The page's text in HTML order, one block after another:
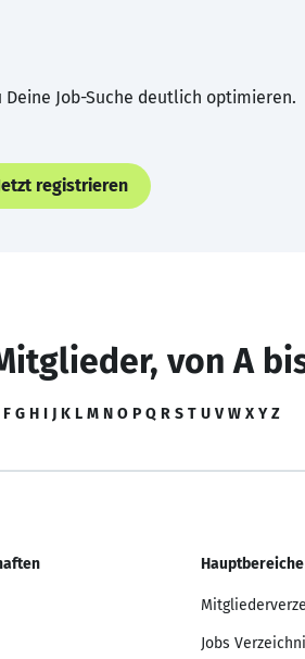
Job-Suche deutlich optimieren.
registrieren
von A
F G H I J K L M N O P Q R S T U V W X Y Z
Hauptbereiche
Jobs